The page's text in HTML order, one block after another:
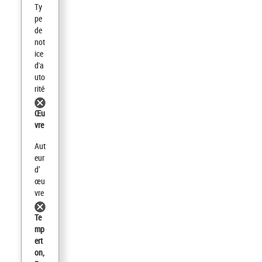
Ty
pe
de
not
ice
d'a
uto
rité
Œu
vre
Aut
eur
d’
œu
vre
Te
mp
ert
on,